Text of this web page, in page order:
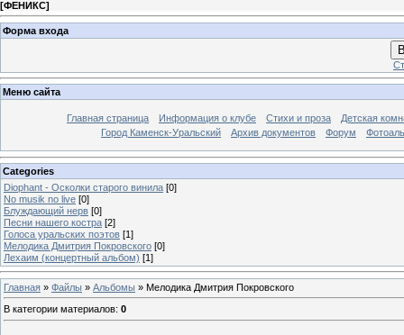
[ФЕНИКС]
Форма входа
Меню сайта
Главная страница Информация о клубе Стихи и проза
Детская
Город Каменск-Уральский
Архив документов Форум
Categories
Diophant - Осколки старого винила [0]
No musik no live [0]
Блуждающий нерв [0]
Песни нашего костра [2]
Голоса уральских поэтов [1]
Мелодика Дмитрия Покровского [0]
Лехаим (концертный альбом) [1]
Главная » Файлы » Альбомы » Мелодика Дмитрия Покровского
В категории материалов: 0